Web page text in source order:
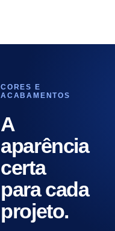
CORES E
ACABAMENTOS
A
aparência
certa
para cada
projeto.